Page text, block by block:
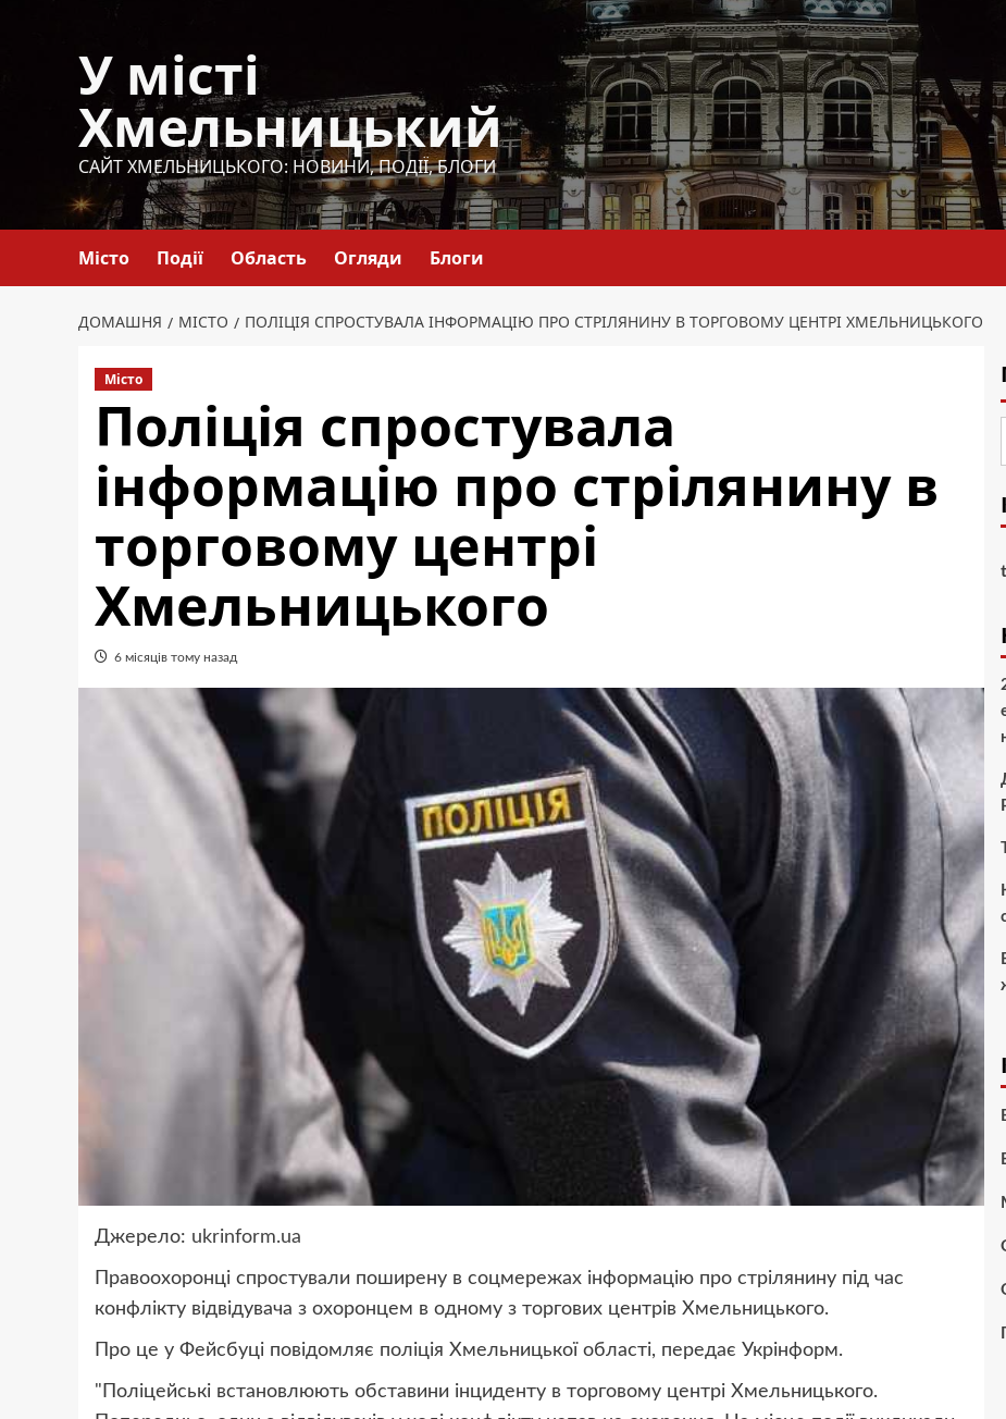
У місті
Хмельницький
САЙТ ХМЕЛЬНИЦЬКОГО: НОВИНИ, ПОДІЇ, БЛОГИ
Місто Події Область Огляди Блоги
ДОМАШНЯ МІСТО ПОЛІЦІЯ СПРОСТУВАЛА ІНФОРМАЦІЮ ПРО СТРІЛЯНИНУ В ТОРГОВОМУ ЦЕНТРІ ХМЕЛЬНИЦЬКОГО
Місто
Поліція спростувала
інформацію про стрілянину в
торговому центрі
Хмельницького
6 місяців тому назад
Джерело: ukrinform.ua
Правоохоронці спростували поширену в соцмережах інформацію про стрілянину під час
конфлікту відвідувача з охоронцем в одному з торгових центрів Хмельницького.
Про це у Фейсбуці повідомляє поліція Хмельницької області, передає Укрінформ.
"Поліцейські встановлюють обставини інциденту в торговому центрі Хмельницького.